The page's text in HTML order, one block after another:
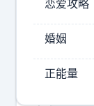
～
粕
了
精
神
的
放
恋爱攻略
婚姻
正能量